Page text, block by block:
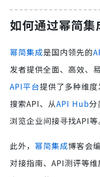
如何通过幂简集
幂简集成是国内领先的
发者提供全面、高效、
API平台提供了多种维
搜索API、从API Hub分
浏览企业间接寻找API等
此外， 幂简集成博客会
对接指南、API测评等